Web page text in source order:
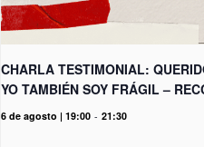
CHARLA TESTIMONIAL:
YO TAMBIÉN SOY FRÁGIL –
6 de agosto | 19:00 - 21:30